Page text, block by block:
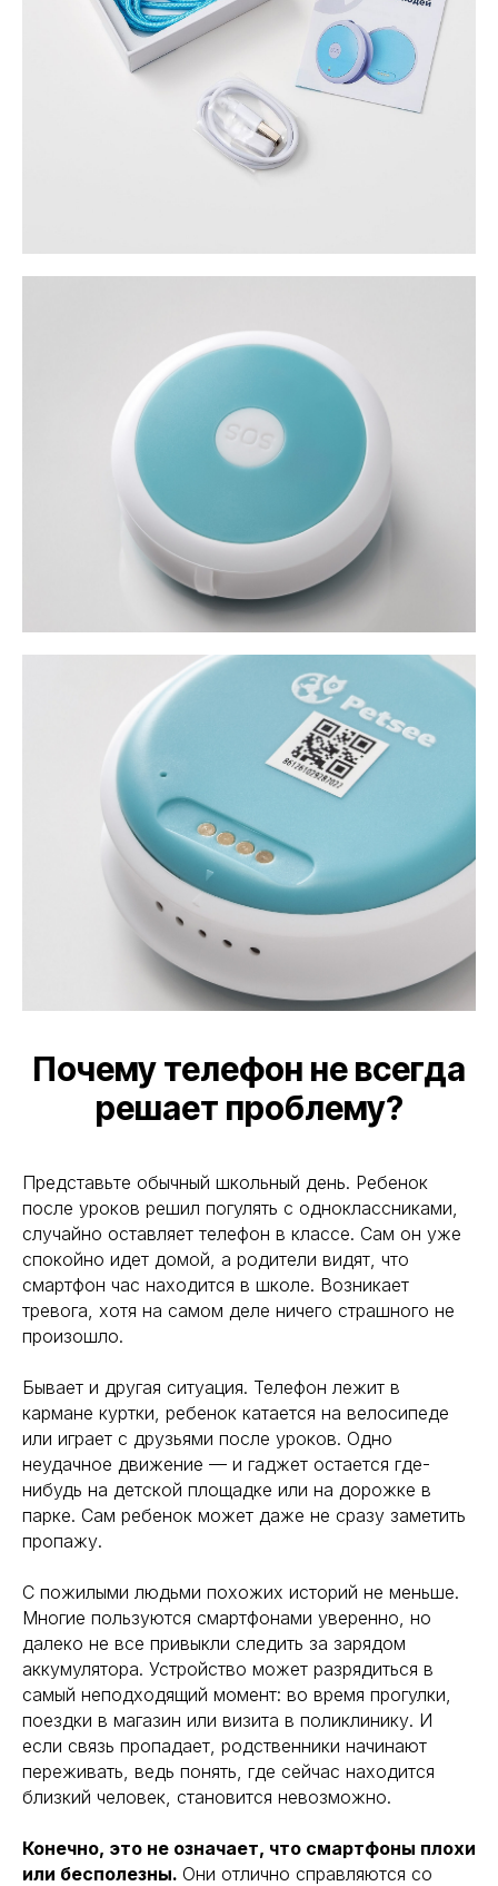
Почему телефон не всегда
решает проблему?
Представьте обычный школьный день. Ребенок
после уроков решил погулять с одноклассниками,
случайно оставляет телефон в классе. Сам он уже
спокойно идет домой, а родители видят, что
смартфон час находится в школе. Возникает
тревога, хотя на самом деле ничего страшного не
произошло.
Бывает и другая ситуация. Телефон лежит в
кармане куртки, ребенок катается на велосипеде
или играет с друзьями после уроков. Одно
неудачное движение — и гаджет остается где-
нибудь на детской площадке или на дорожке в
парке. Сам ребенок может даже не сразу заметить
пропажу.
С пожилыми людьми похожих историй не меньше.
Многие пользуются смартфонами уверенно, но
далеко не все привыкли следить за зарядом
аккумулятора. Устройство может разрядиться в
самый неподходящий момент: во время прогулки,
поездки в магазин или визита в поликлинику. И
если связь пропадает, родственники начинают
переживать, ведь понять, где сейчас находится
близкий человек, становится невозможно.
Конечно, это не означает, что смартфоны плохи
или бесполезны. Они отлично справляются со